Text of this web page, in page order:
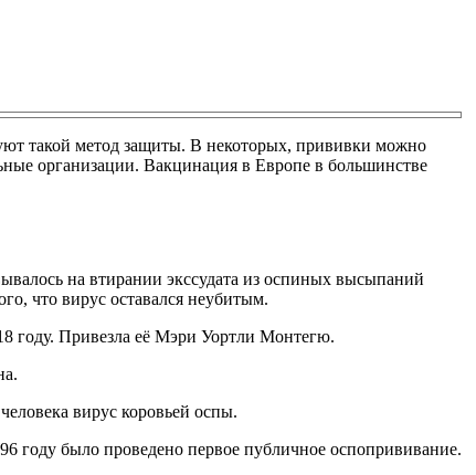
такой метод защиты. В некоторых, прививки можно
организации. Вакцинация в Европе в большинстве
на втирании экссудата из оспиных высыпаний
что вирус оставался неубитым.
году. Привезла её Мэри Уортли Монтегю.
вирус коровьей оспы.
году было проведено первое публичное оспопрививание.